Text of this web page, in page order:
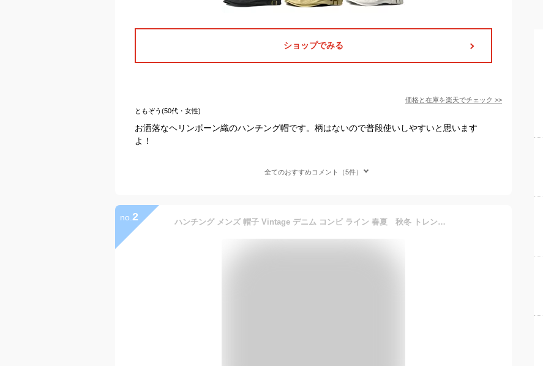
ショップでみる
価格と在庫を楽天でチェック >>
ともぞう(50代・女性)
お洒落なヘリンボーン織のハンチング帽です。柄はないので普段使いしやすいと思います
よ！
全てのおすすめコメント（5件）
no. 2 ハンチング メンズ 帽子 Vintage デニム コンビ ライン 春夏 秋冬 トレンド 人気 おしゃれ 父の日 贈り物 プレゼント